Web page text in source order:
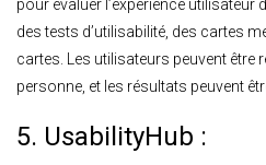
pour évaluer l’expérience utilisateur
des tests d’utilisabilité, des cartes
cartes. Les utilisateurs peuvent être
personne, et les résultats peuvent
5. UsabilityHub :